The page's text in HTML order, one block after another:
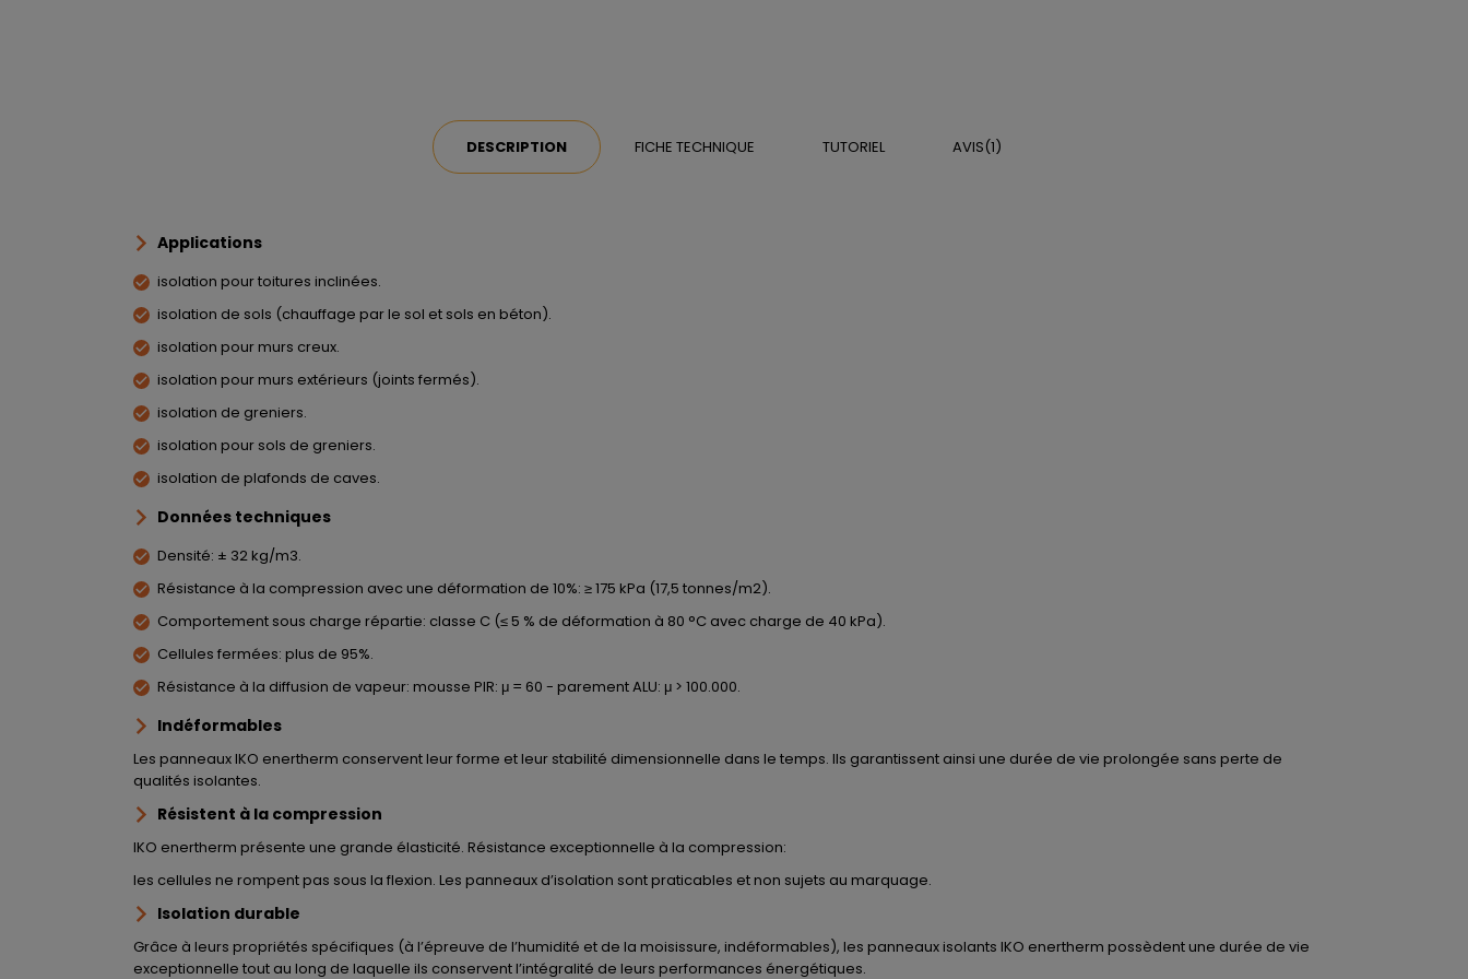
DESCRIPTION FICHE TECHNIQUE TUTORIEL AVIS(1)
Applications
isolation pour toitures inclinées.
isolation de sols (chauffage par le sol et sols en béton).
isolation pour murs creux.
isolation pour murs extérieurs (joints fermés).
isolation de greniers.
isolation pour sols de greniers.
isolation de plafonds de caves.
Données techniques
Densité: ± 32 kg/m3.
Résistance à la compression avec une déformation de 10%: ≥ 175 kPa (17,5 tonnes/m2).
Comportement sous charge répartie: classe C (≤ 5 % de déformation à 80 °C avec charge de 40 kPa).
Cellules fermées: plus de 95%.
Résistance à la diffusion de vapeur: mousse PIR: μ = 60 - parement ALU: μ > 100.000.
Indéformables
Les panneaux IKO enertherm conservent leur forme et leur stabilité dimensionnelle dans le temps. Ils garantissent ainsi une durée de vie prolongée sans perte de
qualités isolantes.
Résistent à la compression
IKO enertherm présente une grande élasticité. Résistance exceptionnelle à la compression:
les cellules ne rompent pas sous la flexion. Les panneaux d’isolation sont praticables et non sujets au marquage.
Isolation durable
Grâce à leurs propriétés spécifiques (à l’épreuve de l’humidité et de la moisissure, indéformables), les panneaux isolants IKO enertherm possèdent une durée de vie
exceptionnelle tout au long de laquelle ils conservent l’intégralité de leurs performances énergétiques.